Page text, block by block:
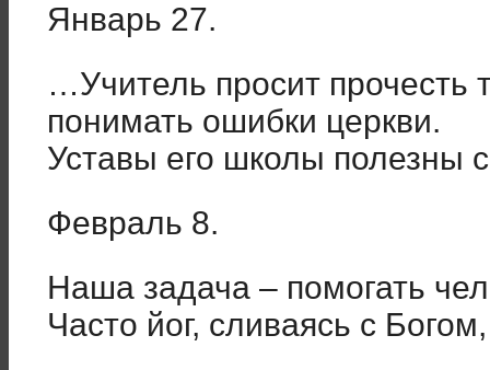
Январь 27.
…Учитель просит прочесть
понимать ошибки церкви.
Уставы его школы полезны
Февраль 8.
Наша задача – помогать
Часто йог, сливаясь с